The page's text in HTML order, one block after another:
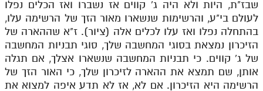
שבז"ת, היות ולא היה ג' קווים אז נשברו ואז הכלים נפלו
לעולם בי"ע, והרשימות שנשארו מאור הזך של הרשימה עלו,
בהתחלה נפלו ואז עלו לכלים אלה (ציור). ז"א שההארה של
הזיכרון נמצאת בסוגי המחשבה שלך, סוגי תבניות המחשבה
של ג' קווים. כי תבניות המחשבה שנשארו אצלך, אם תגלה
אותן, שם תמצא את ההארה לזיכרון שלך, כי האור הזך של
הרשימה היא הזיכרון. אם לא, אז לא תדע איפה למצוא את